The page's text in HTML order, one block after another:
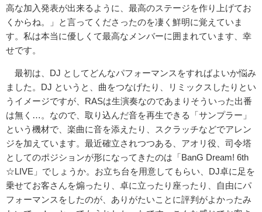
高な加入発表が出来るように、最高のステージを作り上げてお
くからね。」と言ってくださったのを凄く鮮明に覚えていま
す。私は本当に優しくて最高なメンバーに囲まれています、幸
せです。
最初は、DJ としてどんなパフォーマンスをすればよいか悩み
ました。DJ というと、曲をつなげたり、リミックスしたりとい
うイメージですが、RASは生演奏なのであまりそういった出番
は無く…。なので、取り込んだ音を再生できる「サンプラー」
という機材で、楽曲に音を添えたり、スクラッチなどでアレン
ジを加えています。最近確立されつつある、アオリ役、司令塔
としてのポジションが形になってきたのは「BanG Dream! 6th
☆LIVE」でしょうか。お立ち台を用意してもらい、DJ卓に足を
乗せてお客さんを煽ったり、卓に立ったり座ったり、自由にパ
フォーマンスをしたのが、ありがたいことに評判がよかったみ